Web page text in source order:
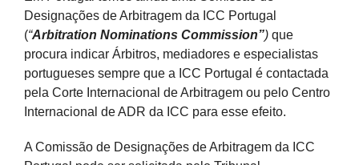
Designações de Arbitragem da ICC Portugal
(“Arbitration Nominations Commission”) que
procura indicar Árbitros, mediadores e especialistas
portugueses sempre que a ICC Portugal é contactada
pela Corte Internacional de Arbitragem ou pelo Centro
Internacional de ADR da ICC para esse efeito.
AComissão de Designações de Arbitragem da ICC